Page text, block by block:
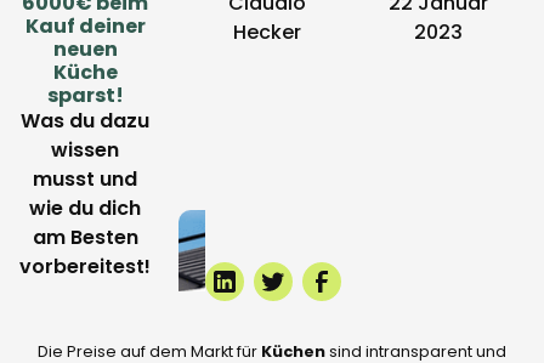
Kauf deiner
neuen
Küche
sparst!
Was du dazu
wissen
musst und
wie du dich
am Besten
vorbereitest!
Hecker
2023
Die Preise auf dem Markt für Küchensind intransparent und